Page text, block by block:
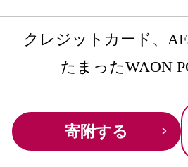
クレジットカード、
たまったWAON
寄附する